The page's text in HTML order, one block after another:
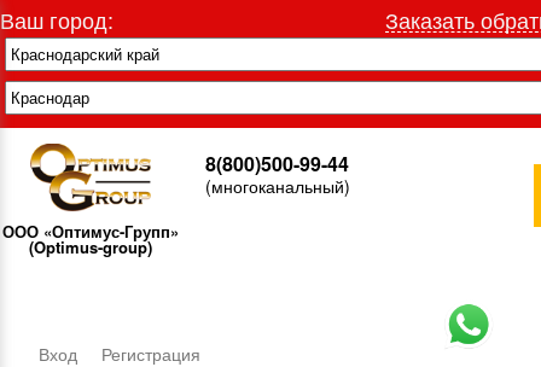
Ваш город: Заказать
ООО «Оптимус-Групп»
(Optimus-group)
8(800)500-99-44
(многоканальный)
Вход Регистрация